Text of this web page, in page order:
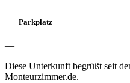
Parkplatz
—
Diese Unterkunft begrüßt seit
Monteurzimmer.de.